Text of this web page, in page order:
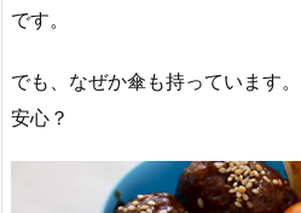
です。
でも、なぜか傘も持っています
安心？